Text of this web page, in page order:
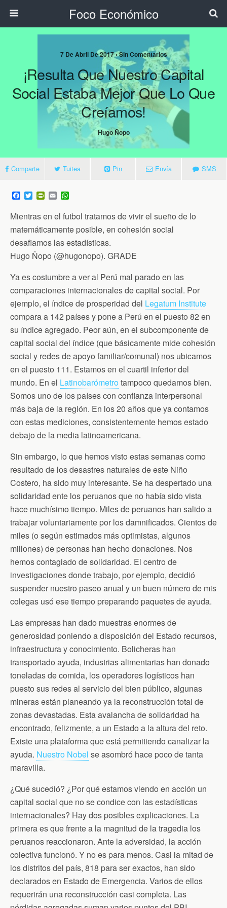
Foco Económico
7 De Abril De 2017 • Sin Comentarios
¡Resulta Que Nuestro Capital
Social Estaba Mejor Que Lo Que
Creíamos!
Hugo Ñopo
Comparte Tuitea Pin Envía SMS
F
a
e
b
o
o
k
T
w
t
t
e
r
P
n
t
F
r
i
e
d
y
E
m
a
i
l
a
t
s
A
p
p
Mientras en el futbol tratamos de vivir el sueño de lo
matemáticamente posible, en cohesión social
desafiamos las estadísticas.
Hugo Ñopo (@hugonopo). GRADE
Ya es costumbre a ver al Perú mal parado en las
comparaciones internacionales de capital social. Por
ejemplo, el índice de prosperidad del Legatum Institute
compara a 142 países y pone a Perú en el puesto 82 en
su índice agregado. Peor aún, en el subcomponente de
capital social del índice (que básicamente mide cohesión
social y redes de apoyo familiar/comunal) nos ubicamos
en el puesto 111. Estamos en el cuartil inferior del
mundo. En el Latinobarómetrotampoco quedamos bien.
Somos uno de los países con confianza interpersonal
más baja de la región. En los 20 años que ya contamos
con estas mediciones, consistentemente hemos estado
debajo de la media latinoamericana.
Sin embargo, lo que hemos visto estas semanas como
resultado de los desastres naturales de este Niño
Costero, ha sido muy interesante. Se ha despertado una
solidaridad ente los peruanos que no había sido vista
hace muchísimo tiempo. Miles de peruanos han salido a
trabajar voluntariamente por los damnificados. Cientos de
miles (o según estimados más optimistas, algunos
millones) de personas han hecho donaciones. Nos
hemos contagiado de solidaridad. El centro de
investigaciones donde trabajo, por ejemplo, decidió
suspender nuestro paseo anual y un buen número de mis
colegas usó ese tiempo preparando paquetes de ayuda.
Las empresas han dado muestras enormes de
generosidad poniendo a disposición del Estado recursos,
infraestructura y conocimiento. Bolicheras han
transportado ayuda, industrias alimentarias han donado
toneladas de comida, los operadores logísticos han
puesto sus redes al servicio del bien público, algunas
mineras están planeando ya la reconstrucción total de
zonas devastadas. Esta avalancha de solidaridad ha
encontrado, felizmente, a un Estado a la altura del reto.
Existe una plataforma que está permitiendo canalizar la
ayuda. Nuestro Nobel se asombró hace poco de tanta
maravilla.
¿Qué sucedió? ¿Por qué estamos viendo en acción un
capital social que no se condice con las estadísticas
internacionales? Hay dos posibles explicaciones. La
primera es que frente a la magnitud de la tragedia los
peruanos reaccionaron. Ante la adversidad, la acción
colectiva funcionó. Y no es para menos. Casi la mitad de
los distritos del país, 818 para ser exactos, han sido
declarados en Estado de Emergencia. Varios de ellos
requerirán una reconstrucción casi completa. Las